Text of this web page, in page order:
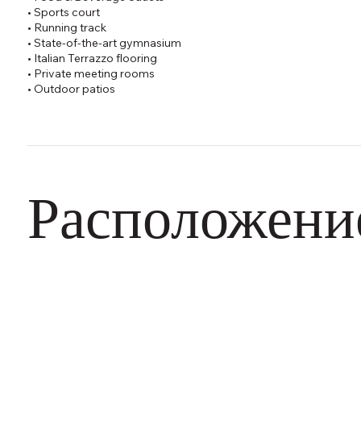
• Sports court
• Running track
• State-of-the-art gymnasium
• Italian Terrazzo flooring
• Private meeting rooms
• Outdoor patios